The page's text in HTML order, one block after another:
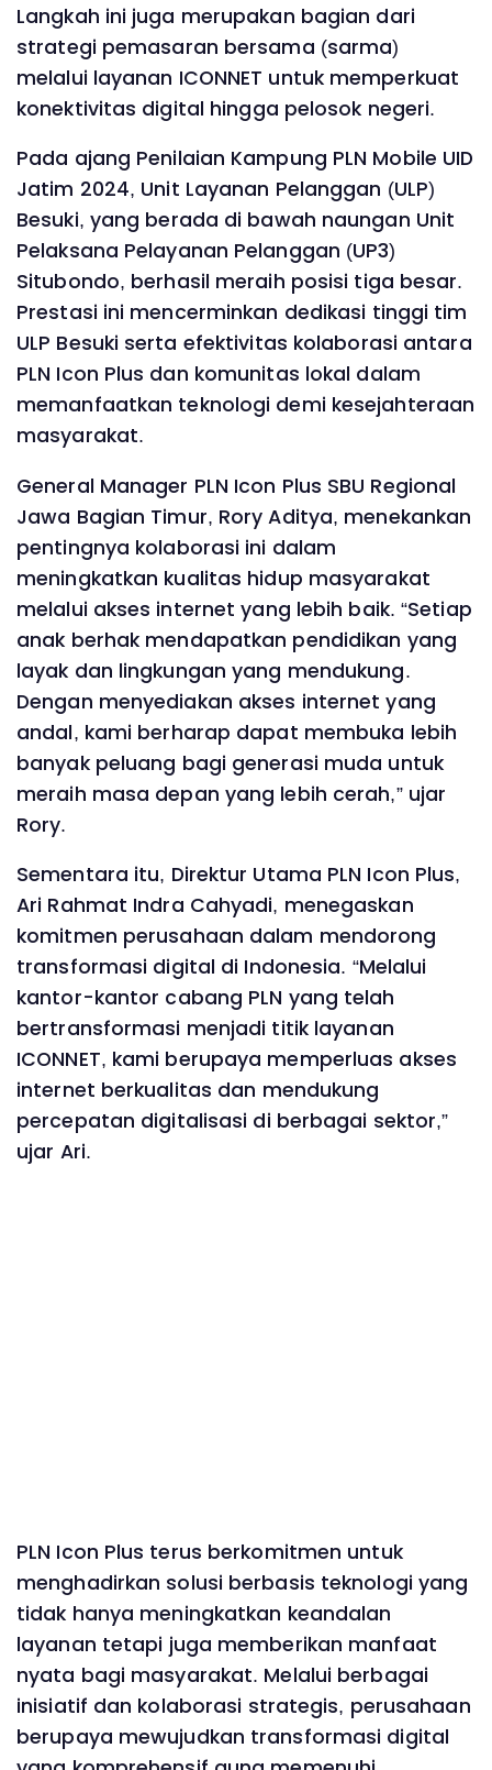
Langkah ini juga merupakan bagian dari
strategi pemasaran bersama (sarma)
melalui layanan ICONNET untuk memperkuat
konektivitas digital hingga pelosok negeri.
Pada ajang Penilaian Kampung PLN Mobile UID
Jatim 2024, Unit Layanan Pelanggan (ULP)
Besuki, yang berada di bawah naungan Unit
Pelaksana Pelayanan Pelanggan (UP3)
Situbondo, berhasil meraih posisi tiga besar.
Prestasi ini mencerminkan dedikasi tinggi tim
ULP Besuki serta efektivitas kolaborasi antara
PLN Icon Plus dan komunitas lokal dalam
memanfaatkan teknologi demi kesejahteraan
masyarakat.
General Manager PLN Icon Plus SBU Regional
Jawa Bagian Timur, Rory Aditya, menekankan
pentingnya kolaborasi ini dalam
meningkatkan kualitas hidup masyarakat
melalui akses internet yang lebih baik. “Setiap
anak berhak mendapatkan pendidikan yang
layak dan lingkungan yang mendukung.
Dengan menyediakan akses internet yang
andal, kami berharap dapat membuka lebih
banyak peluang bagi generasi muda untuk
meraih masa depan yang lebih cerah,” ujar
Rory.
Sementara itu, Direktur Utama PLN Icon Plus,
Ari Rahmat Indra Cahyadi, menegaskan
komitmen perusahaan dalam mendorong
transformasi digital di Indonesia. “Melalui
kantor-kantor cabang PLN yang telah
bertransformasi menjadi titik layanan
ICONNET, kami berupaya memperluas akses
internet berkualitas dan mendukung
percepatan digitalisasi di berbagai sektor,”
ujar Ari.
PLN Icon Plus terus berkomitmen untuk
menghadirkan solusi berbasis teknologi yang
tidak hanya meningkatkan keandalan
layanan tetapi juga memberikan manfaat
nyata bagi masyarakat. Melalui berbagai
inisiatif dan kolaborasi strategis, perusahaan
berupaya mewujudkan transformasi digital